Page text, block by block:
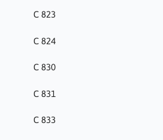
C 823
C 824
C 830
C 831
C 833